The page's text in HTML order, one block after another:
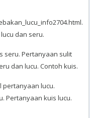
dan seru.
seru. Pertanyaan sulit
dan lucu. Contoh kuis.
pertanyaan lucu.
Pertanyaan kuis lucu.